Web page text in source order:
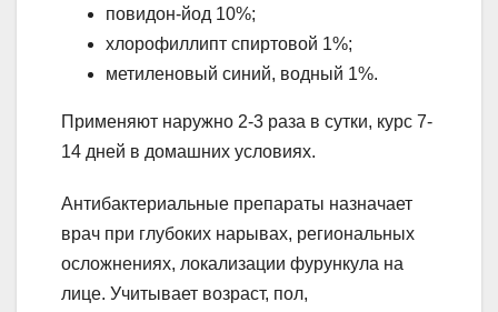
повидон-йод 10%;
хлорофиллипт спиртовой 1%;
метиленовый синий, водный 1%.
Применяют наружно 2-3 раза в сутки, курс 7-
14 дней в домашних условиях.
Антибактериальные препараты назначает
врач при глубоких нарывах, региональных
осложнениях, локализации фурункула на
лице. Учитывает возраст, пол,